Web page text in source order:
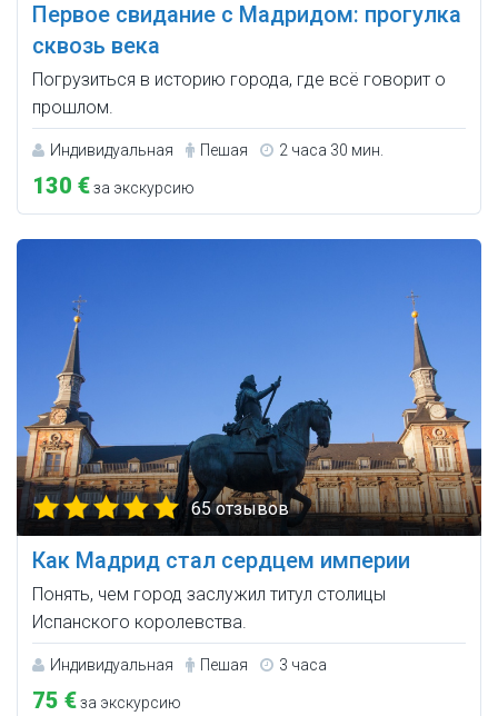
Первое свидание с Мадридом: прогулка
сквозь века
Погрузиться в историю города, где всё говорит о
прошлом.
Индивидуальная Пешая 2 часа 30 мин.
130 €за экскурсию
65 отзывов
Как Мадрид стал сердцем империи
Понять, чем город заслужил титул столицы
Испанского королевства.
Индивидуальная Пешая 3 часа
75 €за экскурсию